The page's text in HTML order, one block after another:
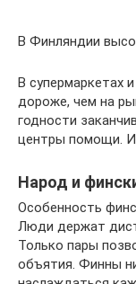
В Финляндии
В супермаркетах
дороже, чем на
годности
центры помощи.
Народ и
Особенность
Люди держат
Только пары
объятия. Финны